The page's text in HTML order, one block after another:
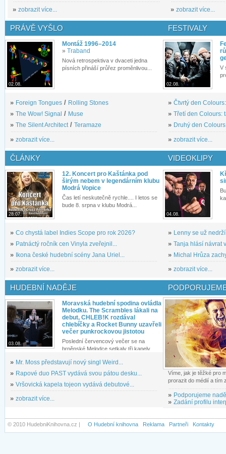
» zobrazit více... » zobrazit více...
PRÁVĚ VYŠLO
02.08.
Montáž 1996–2014
» Traband
Nová retrospektiva v dvaceti jedna
písních přináší průřez proměnlivou...
» Foreign Tongues / Rolling Stones
» The Wow! Signal / Muse
» The Silent Architect/ Teramaze
» zobrazit více...
FESTIVALY
02.08.
V
» Čtvrtý den
» Třetí den Colours:
» Druhý den
» zobrazit více...
ČLÁNKY
28.07.
12. Koncert pro Kaštánka pod
širým nebem v legendárním klubu
Modrá Vopice
Čas letí neskutečně rychle.... I letos se
bude 8. srpna v klubu Modrá...
» Co chystá label Indies Scope pro rok 2026?
» Patnáctý ročník cen Vinyla zveřejnil...
» Ikona české hudební scény Jana Uriel...
» zobrazit více...
VIDEOKLIPY
04.08.
» Lenny se už
» Tanja hlásí návrat
» Michal Hrůza
» zobrazit více...
HUDEBNÍ NADĚJE
03.08.
Moravská hudební spodina ovládla
Melodku. The Scrambles lákali na
debut, CHLEB!K rozdával
chlebíčky a Rocket Bunny uzavřeli
večer punkrockovou jistotou
Poslední červencový večer se na
brněnské Melodce setkaly tři kapely...
» Mr. Moss představují nový singl Weird...
» Rapové duo PAST vydává svou pátou desku...
» Vršovická kapela tojeon vydává debutové...
» zobrazit více...
Víme, jak je těžké pro
prorazit do médií a tím
» Podporujeme
» Zadání profilu
© 2010 HudebniKnihovna.cz | O Hudební knihovna Reklama Partneři Kontakty